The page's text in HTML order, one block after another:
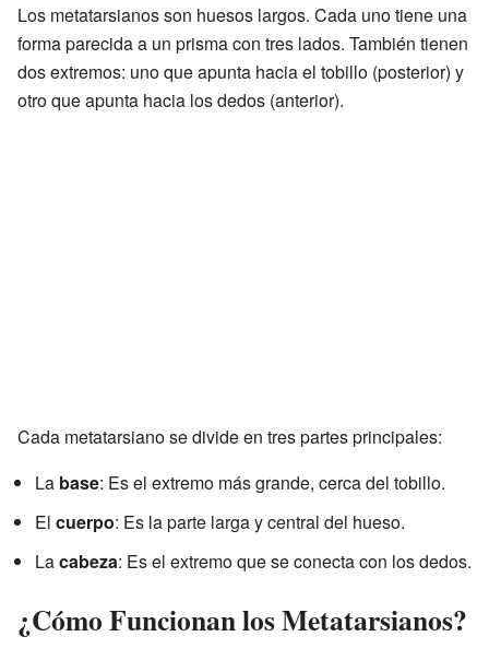
Los metatarsianos son huesos largos. Cada uno tiene una
forma parecida a un prisma con tres lados. También tienen
dos extremos: uno que apunta hacia el tobillo (posterior) y
otro que apunta hacia los dedos (anterior).
Cada metatarsiano se divide en tres partes principales:
La base: Es el extremo más grande, cerca del tobillo.
El cuerpo: Es la parte larga y central del hueso.
Lacabeza: Es el extremo que se conecta con los dedos.
¿Cómo Funcionan los Metatarsianos?